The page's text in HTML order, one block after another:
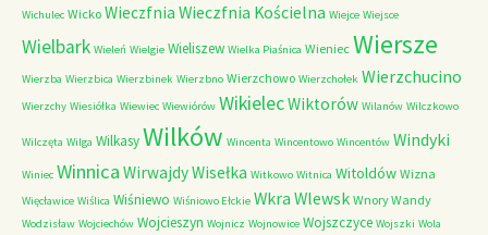
Wichulec Wicko Wieczfnia Wieczfnia Kościelna Wiejce Wiejsce
Wielbark Wieleń Wielgie Wieliszew Wielka Piaśnica Wieniec Wiersze
Wierzba Wierzbica Wierzbinek Wierzbno Wierzchowo Wierzchołek Wierzchucino
Wierzchy Wiesiółka Wiewiec Wiewiórów WikielecWiktorów Wilanów Wilczkowo
Wilczęta Wilga WilkasyWilków Wincenta Wincentowo Wincentów Windyki
Winiec Winnica WirwajdyWisełka Witkowo Witnica Witoldów Wizna
Więcławice Wiślica Wiśniewo Wiśniowo Ełckie Wkra Wlewsk Wnory Wandy
Wodzisław Wojciechów Wojcieszyn Wojnicz Wojnowice Wojszczyce Wojszki Wola